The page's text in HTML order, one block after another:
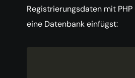
Registrierungsdaten mit PHP
eine Datenbank einfügst: